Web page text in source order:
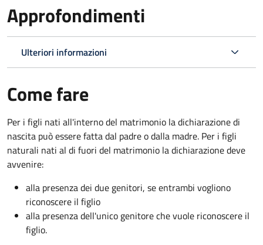
Approfondimenti
Ulteriori informazioni
Come fare
Per i figli nati all'interno del matrimonio la dichiarazione di
nascita può essere fatta dal padre o dalla madre. Per i figli
naturali nati al di fuori del matrimonio la dichiarazione deve
avvenire:
alla presenza dei due genitori, se entrambi vogliono
riconoscere il figlio
alla presenza dell'unico genitore che vuole riconoscere il
figlio.